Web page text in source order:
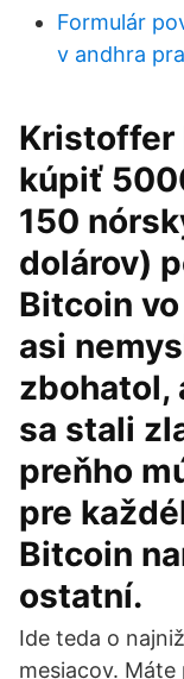
Formulár
v andhra
Kristoffer
kúpiť
150
dolárov)
Bitcoin
asi
zbohatol,
sa stali
preňho
pre
Bitcoin
ostatní.
Ide teda o
mesiacov.